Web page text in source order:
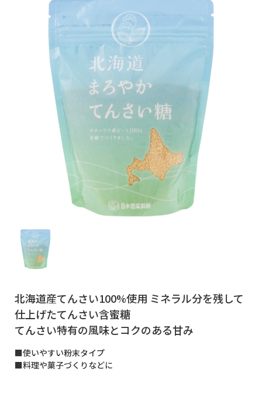
北海道産てんさい100%使用 ミネラル分を残して
仕上げたてんさい含蜜糖
てんさい特有の風味とコクのある甘み
■使いやすい粉末タイプ
■料理や菓子づくりなどに